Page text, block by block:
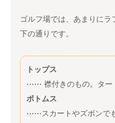
ゴルフ場では、あまりにラ
下の通りです。
トップス
⋯⋯ 襟付きのもの。ター
ボトムス
⋯⋯スカートやズボンで